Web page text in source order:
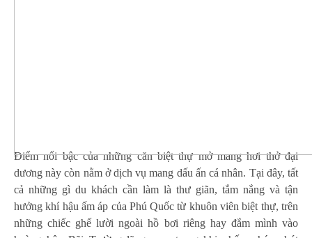
Điểm nổi bậc của những căn biệt thự mở mang hơi thở đại
dương này còn nằm ở dịch vụ mang dấu ấn cá nhân. Tại đây, tất
cả những gì du khách cần làm là thư giãn, tắm nắng và tận
hưởng khí hậu ấm áp của Phú Quốc từ khuôn viên biệt thự, trên
những chiếc ghế lười ngoài hồ bơi riêng hay đắm mình vào